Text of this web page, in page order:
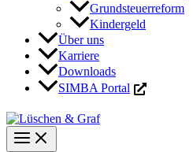
Grundsteuerreform
Kindergeld
Über uns
Karriere
Downloads
SIMBA Portal